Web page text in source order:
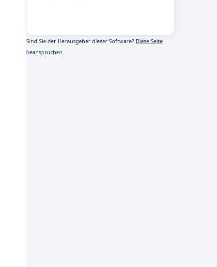
Sind Sie der Herausgeber dieser Software? Diese Seite
beanspruchen